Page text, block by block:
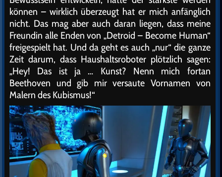
können – wirklich überzeugt hat er mich anfänglich
nicht. Das mag aber auch daran liegen, dass meine
Freundin alle Enden von „Detroid – Become Human“
freigespielt hat. Und da geht es auch „nur“ die ganze
Zeit darum, dass Haushaltsroboter plötzlich sagen:
„Hey! Das ist ja … Kunst? Nenn mich fortan
Beethoven und gib mir versaute Vornamen von
Malern des Kubismus!“